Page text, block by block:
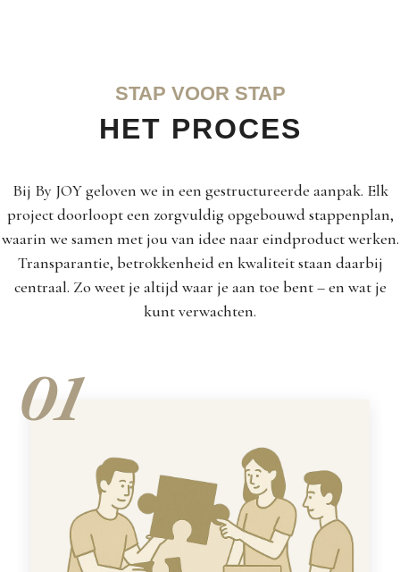
STAP VOOR STAP
HET PROCES
Bij By JOY geloven we in een gestructureerde aanpak. Elk
project doorloopt een zorgvuldig opgebouwd stappenplan,
waarin we samen met jou van idee naar eindproduct werken.
Transparantie, betrokkenheid en kwaliteit staan daarbij
centraal. Zo weet je altijd waar je aan toe bent – en wat je
kunt verwachten.
01